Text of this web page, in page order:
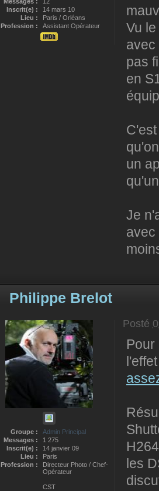
Inscrit(e) :
14 mars 10
Lieu :
Paris / Orléans
Profession :
Assistant Opérateur
Vu
avec
pas
en
un
Je
avec
Philippe Brelot
Groupe :
Admin Principal
Messages :
1 275
Inscrit(e) :
14 janvier 09
Lieu :
Paris
Profession :
Directeur Photo / Chef-
Opérateur
CST
Posté
les